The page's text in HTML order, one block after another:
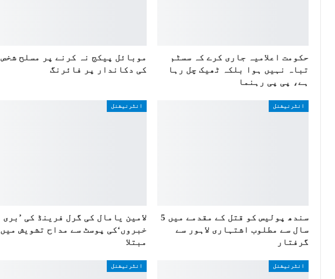
حکومت اعلامیہ جاری کرے کہ سسٹم
تباہ نہیں ہوا بلکہ ٹھیک چل رہا
ہے، پی پی رہنما
موبائل پیکج نہ کرنے پر مسلح شخص
کی دکاندار پر فائرنگ
انٹرنیشنل
سندھ پولیس کو قتل کے مقدمے میں 5
سال سے مطلوب اشتہاری لاہور سے
گرفتار
انٹرنیشنل
لامین یامال کی گرل فرینڈ کی ’بری
خبروں‘کی پوسٹ سے مداح تشویش میں
مبتلا
انٹرنیشنل انٹرنیشنل